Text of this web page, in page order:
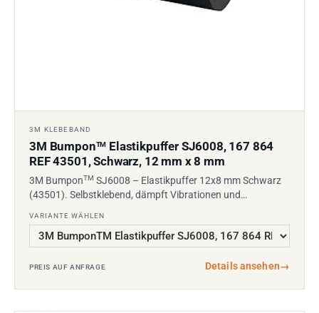
3M KLEBEBAND
3M BumponTM Elastikpuffer SJ6008, 167 864
REF 43501, Schwarz, 12 mm x 8 mm
3M BumponTM SJ6008 – Elastikpuffer 12x8 mm Schwarz
(43501). Selbstklebend, dämpft Vibrationen und…
VARIANTE WÄHLEN
PREIS AUF ANFRAGE Details ansehen→